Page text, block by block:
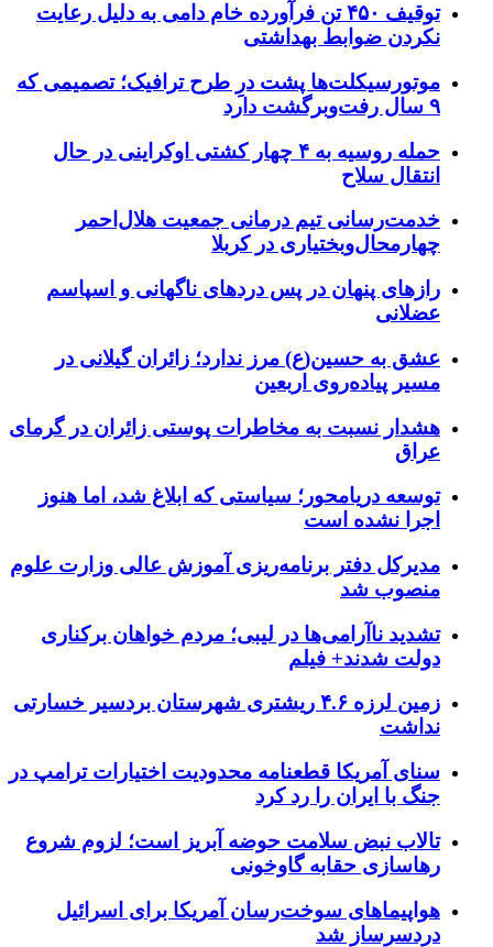
توقیف ۴۵۰ تن فرآورده خام دامی به دلیل رعایت
نکردن ضوابط بهداشتی
موتورسیکلت‌ها پشت درِ طرح ترافیک؛ تصمیمی که
۹ سال رفت‌وبرگشت دارد
حمله روسیه به ۴ چهار کشتی اوکراینی در حال
انتقال سلاح
خدمت‌رسانی تیم درمانی جمعیت هلال‌احمر
چهارمحال‌وبختیاری در کربلا
رازهای پنهان در پس دردهای ناگهانی و اسپاسم
عضلانی
عشق به حسین(ع) مرز ندارد؛ زائران گیلانی در
مسیر پیاده‌روی اربعین
هشدار نسبت به مخاطرات پوستی زائران در گرمای
عراق
توسعه دریامحور؛ سیاستی که ابلاغ شد، اما هنوز
اجرا نشده است
مدیرکل دفتر برنامه‌ریزی آموزش عالی وزارت علوم
منصوب شد
تشدید ناآرامی‌ها در لیبی؛ مردم خواهان برکناری
دولت شدند+ فیلم
زمین لرزه ۴.۶ ریشتری شهرستان بردسیر خسارتی
نداشت
سنای آمریکا قطعنامه محدودیت اختیارات ترامپ در
جنگ با ایران را رد کرد
تالاب نبض سلامت حوضه آبریز است؛ لزوم شروع
رهاسازی حقابه گاوخونی
هواپیماهای سوخت‌رسان آمریکا برای اسرائیل
دردسرساز شد